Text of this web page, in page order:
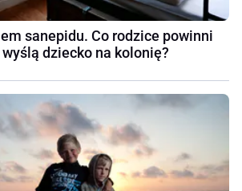
sanepidu. Co rodzice powinni
dziecko na kolonię?